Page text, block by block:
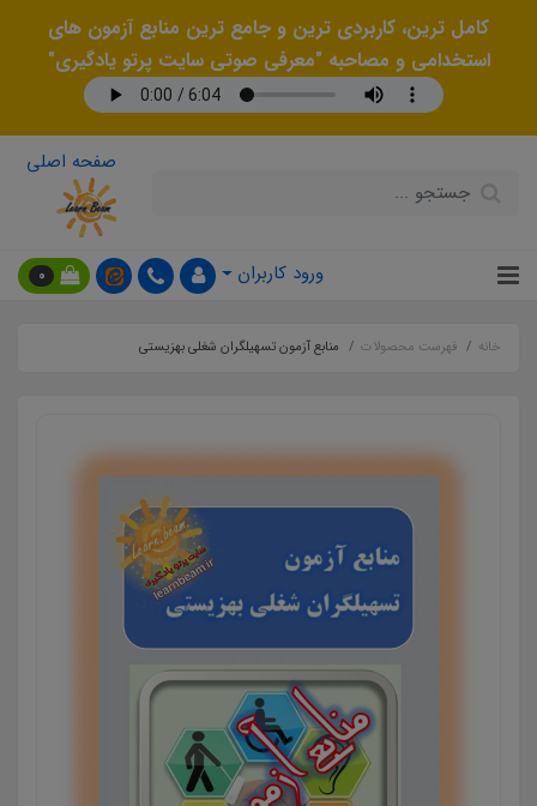
کامل ترین، کاربردی ترین و جامع ترین منابع آزمون های
استخدامی و مصاحبه "معرفی صوتی سایت پرتو یادگیری"
صفحه اصلی
ورود کاربران 0
خانه فهرست محصولات منابع آزمون تسهیلگران شغلی بهزیستی